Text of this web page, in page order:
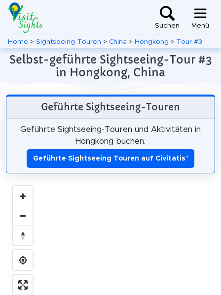
Suchen Menü
Home > Sightseeing-Touren > China > Hongkong > Tour #3
Selbst-geführte Sightseeing-Tour #3
in Hongkong, China
Geführte Sightseeing-Touren
Geführte Sightseeing-Touren und Aktivitäten in
Hongkong buchen.
Geführte Sightseeing Touren auf Civitatis*